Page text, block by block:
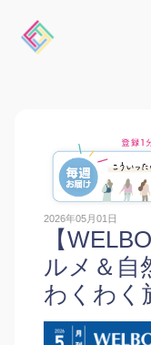
2026年05月01日
【
ルメ＆自
わくわく